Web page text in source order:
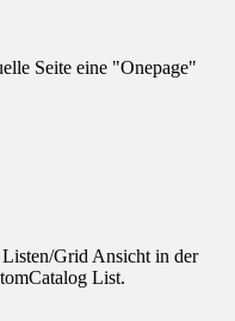
Seite eine "Onepage"
Grid Ansicht in der
List.